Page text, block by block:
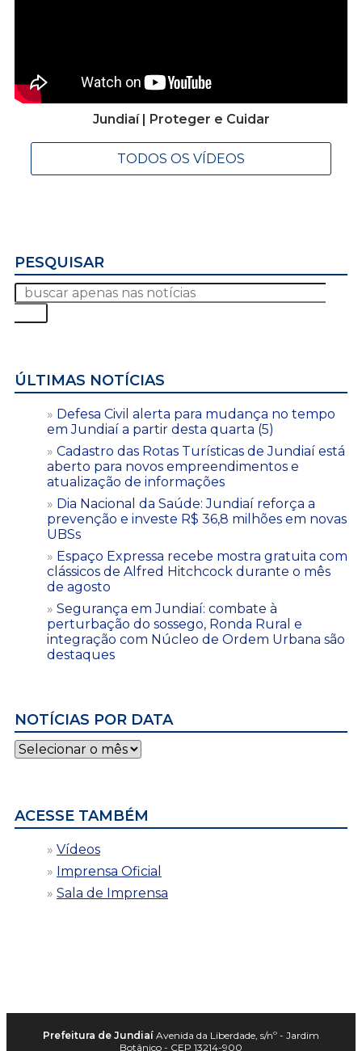
Jundiaí | Proteger e Cuidar
TODOS OS VÍDEOS
PESQUISAR
ÚLTIMAS NOTÍCIAS
Defesa Civil alerta para mudança no tempo
em Jundiaí a partir desta quarta (5)
Cadastro das Rotas Turísticas de Jundiaí está
aberto para novos empreendimentos e
atualização de informações
Dia Nacional da Saúde: Jundiaí reforça a
prevenção e investe R$ 36,8 milhões em novas
UBSs
Espaço Expressa recebe mostra gratuita com
clássicos de Alfred Hitchcock durante o mês
de agosto
Segurança em Jundiaí: combate à
perturbação do sossego, Ronda Rural e
integração com Núcleo de Ordem Urbana são
destaques
NOTÍCIAS POR DATA
Notícias
por
ACESSE TAMBÉM
Vídeos
Imprensa Oficial
Sala de Imprensa
Prefeitura de Jundiaí Avenida da Liberdade, s/nº - Jardim
Botânico - CEP 13214-900